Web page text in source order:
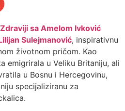
Zdraviji sa Amelom Ivković
Sulejmanović, inspirativnu
životnom pričom. Kao
emigrirala u Veliku Britaniju, ali
u Bosnu i Hercegovinu,
specijaliziranu za